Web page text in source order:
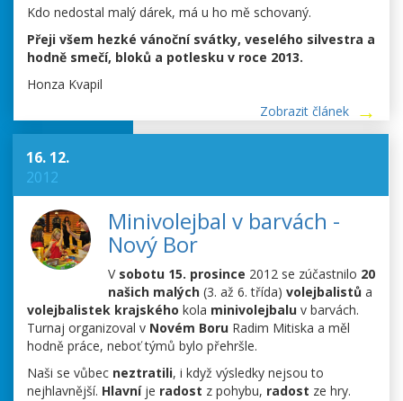
Kdo nedostal malý dárek, má u ho mě schovaný.
Přeji všem hezké vánoční svátky, veselého silvestra a
hodně smečí, bloků a potlesku v roce 2013.
Honza Kvapil
Zobrazit článek
16. 12.
2012
Minivolejbal v barvách -
Nový Bor
V sobotu 15. prosince 2012 se zúčastnilo 20
našich malých(3. až 6. třída) volejbalistů a
volejbalistek krajského kola minivolejbalu v barvách.
Turnaj organizoval v Novém Boru Radim Mitiska a měl
hodně práce, neboť týmů bylo přehršle.
Naši se vůbec neztratili, i když výsledky nejsou to
nejhlavnější. Hlavníje radost z pohybu, radost ze hry.